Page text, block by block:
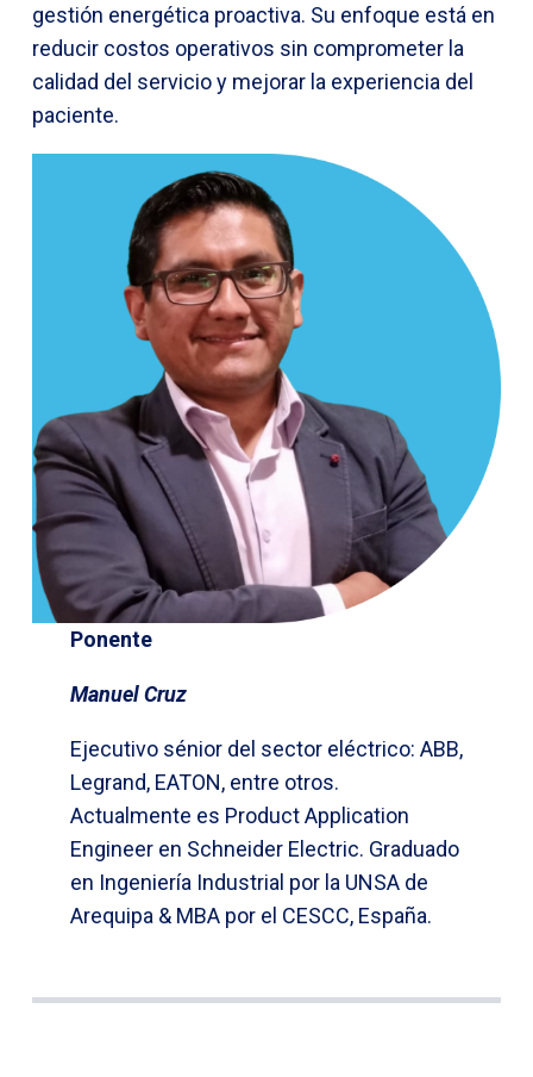
gestión energética proactiva. Su enfoque está en
reducir costos operativos sin comprometer la
calidad del servicio y mejorar la experiencia del
paciente.
Ponente
Manuel Cruz
Ejecutivo sénior del sector eléctrico: ABB,
Legrand, EATON, entre otros.
Actualmente es Product Application
Engineer en Schneider Electric. Graduado
en Ingeniería Industrial por la UNSA de
Arequipa & MBA por el CESCC, España.